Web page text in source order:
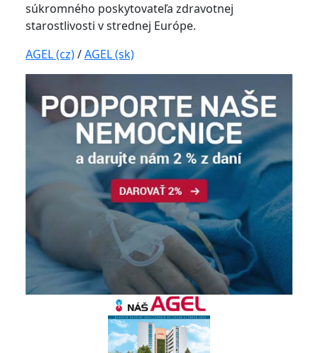
súkromného poskytovateľa zdravotnej
starostlivosti v strednej Európe.
AGEL (cz)/AGEL (sk)